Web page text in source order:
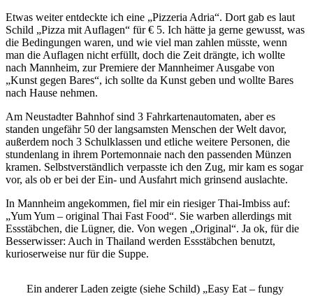
Etwas weiter entdeckte ich eine „Pizzeria Adria“. Dort gab es laut
Schild „Pizza mit Auflagen“ für € 5. Ich hätte ja gerne gewusst, was
die Bedingungen waren, und wie viel man zahlen müsste, wenn
man die Auflagen nicht erfüllt, doch die Zeit drängte, ich wollte
nach Mannheim, zur Premiere der Mannheimer Ausgabe von
„Kunst gegen Bares“, ich sollte da Kunst geben und wollte Bares
nach Hause nehmen.
Am Neustadter Bahnhof sind 3 Fahrkartenautomaten, aber es
standen ungefähr 50 der langsamsten Menschen der Welt davor,
außerdem noch 3 Schulklassen und etliche weitere Personen, die
stundenlang in ihrem Portemonnaie nach den passenden Münzen
kramen. Selbstverständlich verpasste ich den Zug, mir kam es sogar
vor, als ob er bei der Ein- und Ausfahrt mich grinsend auslachte.
In Mannheim angekommen, fiel mir ein riesiger Thai-Imbiss auf:
„Yum Yum – original Thai Fast Food“. Sie warben allerdings mit
Essstäbchen, die Lügner, die. Von wegen „Original“. Ja ok, für die
Besserwisser: Auch in Thailand werden Essstäbchen benutzt,
kurioserweise nur für die Suppe.
Ein anderer Laden zeigte (siehe Schild) „Easy Eat – fungy